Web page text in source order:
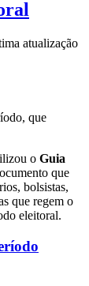
atualização
que
o Guia
que
bolsistas,
que regem o
eleitoral.